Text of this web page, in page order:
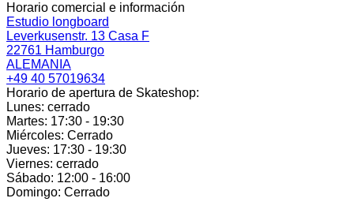
Horario comercial e información
Estudio longboard
Leverkusenstr. 13 Casa F
22761 Hamburgo
ALEMANIA
+49 40 57019634
Horario de apertura de Skateshop:
Lunes: cerrado
Martes: 17:30 - 19:30
Miércoles: Cerrado
Jueves: 17:30 - 19:30
Viernes: cerrado
Sábado: 12:00 - 16:00
Domingo: Cerrado